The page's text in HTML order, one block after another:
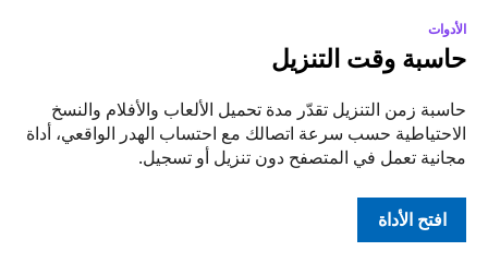
الأدوات
حاسبة وقت التنزيل
حاسبة زمن التنزيل تقدّر مدة تحميل الألعاب والأفلام والنسخ
الاحتياطية حسب سرعة اتصالك مع احتساب الهدر الواقعي، أداة
مجانية تعمل في المتصفح دون تنزيل أو تسجيل.
افتح الأداة